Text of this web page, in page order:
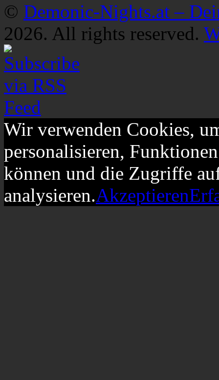
© Demonic-Nights.at –
2026. All rights reserved.
Wir verwenden Cookies,
personalisieren,
können und die Zugriffe
analysieren.Akzeptieren